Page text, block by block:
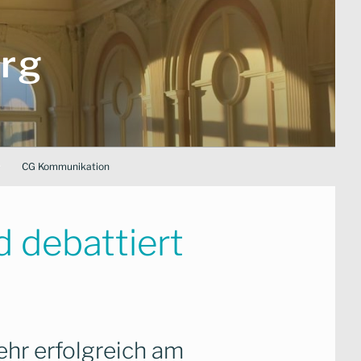
CG Kommunikation
debattiert
erfolgreich am